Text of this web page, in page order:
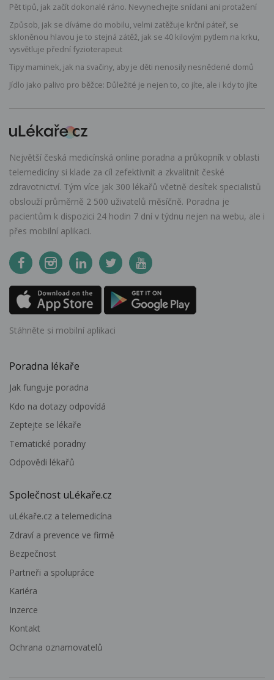
Pět tipů, jak začít dokonalé ráno. Nevynechejte snídani ani protažení
Způsob, jak se díváme do mobilu, velmi zatěžuje krční páteř, se
skloněnou hlavou je to stejná zátěž, jak se 40 kilovým pytlem na krku,
vysvětluje přední fyzioterapeut
Tipy maminek, jak na svačiny, aby je děti nenosily nesnědené domů
Jídlo jako palivo pro běžce: Důležité je nejen to, co jíte, ale i kdy to jíte
Největší česká medicínská online poradna a průkopník v oblasti
telemedicíny si klade za cíl zefektivnit a zkvalitnit české
zdravotnictví. Tým více jak 300 lékařů včetně desítek specialistů
obslouží průměrně 2 500 uživatelů měsíčně. Poradna je
pacientům k dispozici 24 hodin 7 dní v týdnu nejen na webu, ale i
přes mobilní aplikaci.
Stáhněte si mobilní aplikaci
Poradna lékaře
Jak funguje poradna
Kdo na dotazy odpovídá
Zeptejte se lékaře
Tematické poradny
Odpovědi lékařů
Společnost uLékaře.cz
uLékaře.cz a telemedicína
Zdraví a prevence ve firmě
Bezpečnost
Partneři a spolupráce
Kariéra
Inzerce
Kontakt
Ochrana oznamovatelů